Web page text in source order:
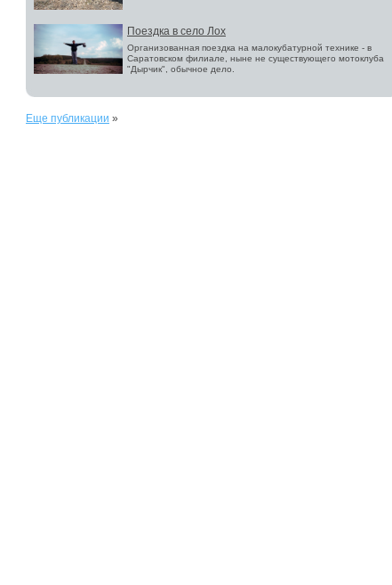
Поездка в село Лох
Организованная поездка на малокубатурной технике - в
Саратовском филиале, ныне не существующего мотоклуба
"Дырчик", обычное дело.
Еще публикации »